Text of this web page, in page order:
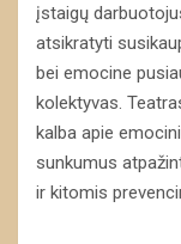
įstaigų
atsikratyti
bei emocine
kolektyvas.
kalba apie
sunkumus
ir kitomis